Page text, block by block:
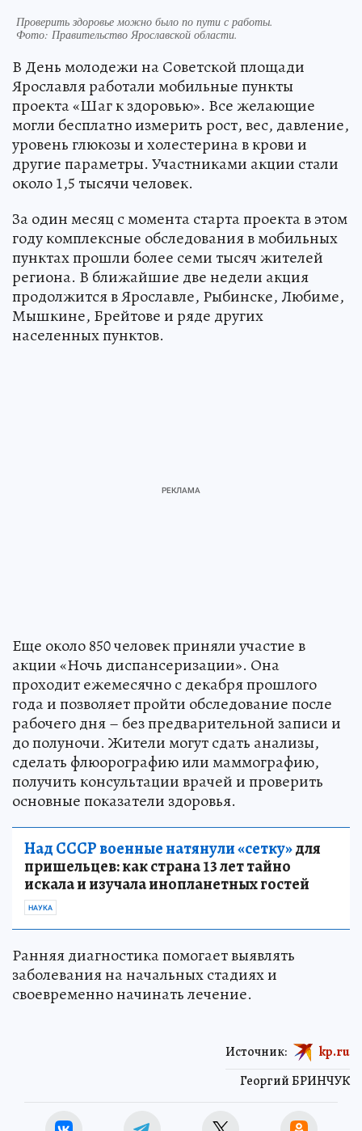
Проверить здоровье можно было по пути с работы.
Фото: Правительство Ярославской области.
В День молодежи на Советской площади
Ярославля работали мобильные пункты
проекта «Шаг к здоровью». Все желающие
могли бесплатно измерить рост, вес, давление,
уровень глюкозы и холестерина в крови и
другие параметры. Участниками акции стали
около 1,5 тысячи человек.
За один месяц с момента старта проекта в этом
году комплексные обследования в мобильных
пунктах прошли более семи тысяч жителей
региона. В ближайшие две недели акция
продолжится в Ярославле, Рыбинске, Любиме,
Мышкине, Брейтове и ряде других
населенных пунктов.
Еще около 850 человек приняли участие в
акции «Ночь диспансеризации». Она
проходит ежемесячно с декабря прошлого
года и позволяет пройти обследование после
рабочего дня – без предварительной записи и
до полуночи. Жители могут сдать анализы,
сделать флюорографию или маммографию,
получить консультации врачей и проверить
основные показатели здоровья.
Над СССР военные натянули «сетку»для
пришельцев: как страна 13 лет тайно
искала и изучала инопланетных гостей
НАУКА
Ранняя диагностика помогает выявлять
заболевания на начальных стадиях и
своевременно начинать лечение.
Георгий БРИНЧУК
Источник: kp.ru